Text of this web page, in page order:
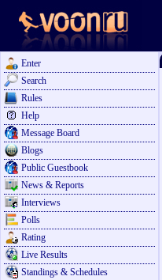
Enter
Search
Rules
Help
Message Board
Blogs
Public Guestbook
News & Reports
Interviews
Polls
Rating
Live Results
Standings & Schedules